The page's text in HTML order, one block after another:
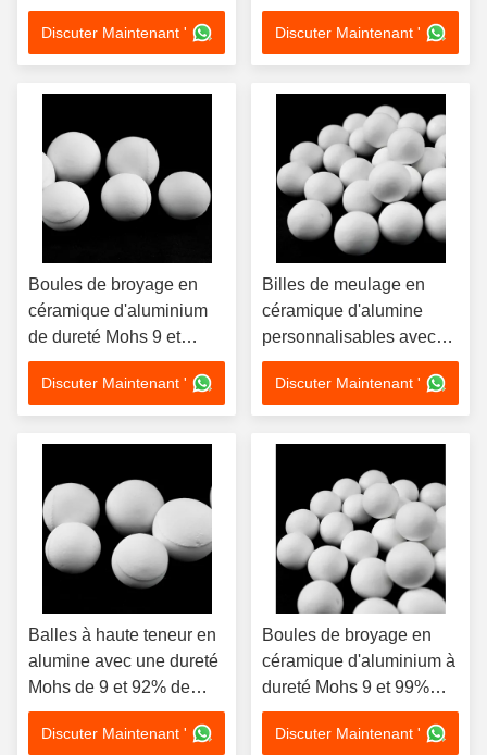
avec une excellente
résistance à l'usure et
une résistance à la
température allant
Discuter Maintenant '
une résistance
mécanique élevée et une
taille personnalisable
pour le broyage industriel
Discuter Maintenant '
Boules de broyage en
céramique d'aluminium
de dureté Mohs 9 et
bonne résistance aux
chocs pour le broyage
industriel
Discuter Maintenant '
Billes de meulage en
céramique d'alumine
personnalisables avec
une dureté Mohs de 9 et
une densité de 3,6 à 3,68
g/cm3 pour une
excellente résistance à la
Discuter Maintenant '
Balles à haute teneur en
alumine avec une dureté
Mohs de 9 et 92% de
teneur en alumine pour
médias de broyage
Discuter Maintenant '
Boules de broyage en
céramique d'aluminium à
dureté Mohs 9 et 99%
teneur en aluminium pour
une excellente résistance
Discuter Maintenant '